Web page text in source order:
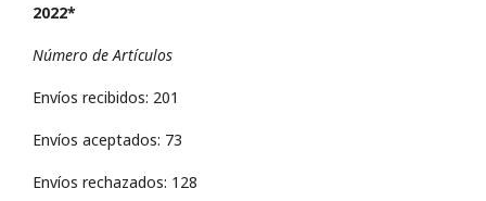
2022*
Número de Artículos
Envíos recibidos: 201
Envíos aceptados: 73
Envíos rechazados: 128